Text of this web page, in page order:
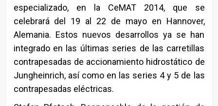
especializado, en la CeMAT 2014, que se
celebrará del 19 al 22 de mayo en Hannover,
Alemania. Estos nuevos desarrollos ya se han
integrado en las últimas series de las carretillas
contrapesadas de accionamiento hidrostático de
Jungheinrich, así como en las series 4 y 5 de las
contrapesadas eléctricas.